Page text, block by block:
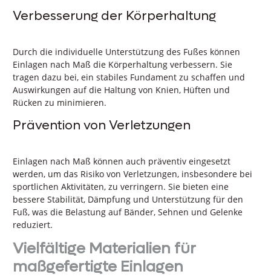
Verbesserung der Körperhaltung
Durch die individuelle Unterstützung des Fußes können
Einlagen nach Maß die Körperhaltung verbessern. Sie
tragen dazu bei, ein stabiles Fundament zu schaffen und
Auswirkungen auf die Haltung von Knien, Hüften und
Rücken zu minimieren.
Prävention von Verletzungen
Einlagen nach Maß können auch präventiv eingesetzt
werden, um das Risiko von Verletzungen, insbesondere bei
sportlichen Aktivitäten, zu verringern. Sie bieten eine
bessere Stabilität, Dämpfung und Unterstützung für den
Fuß, was die Belastung auf Bänder, Sehnen und Gelenke
reduziert.
Vielfältige Materialien für
maßgefertigte Einlagen